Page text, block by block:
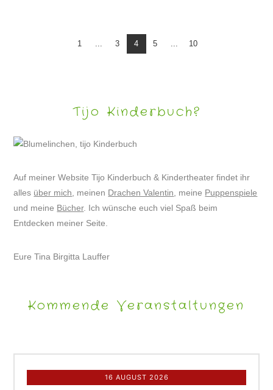
1 3 4 5 10
Tijo Kinderbuch?
Auf meiner Website Tijo Kinderbuch & Kindertheater findet ihr
alles über mich , meinen Drachen Valentin , meine Puppenspiele
und meine Bücher. Ich wünsche euch viel Spaß beim
Entdecken meiner Seite.
Eure Tina Birgitta Lauffer
Kommende Veranstaltungen
16 AUGUST 2026